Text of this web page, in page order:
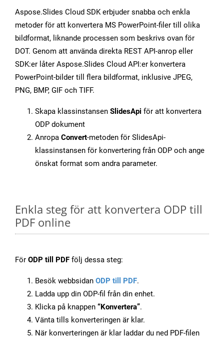
Aspose.Slides Cloud SDK erbjuder snabba och enkla
metoder för att konvertera MS PowerPoint-filer till olika
bildformat, liknande processen som beskrivs ovan för
DOT. Genom att använda direkta REST API-anrop eller
SDK:er låter Aspose.Slides Cloud API:er konvertera
PowerPoint-bilder till flera bildformat, inklusive JPEG,
PNG, BMP, GIF och TIFF.
Skapa klassinstansen SlidesApi för att konvertera
ODP dokument
Anropa Convert-metoden för SlidesApi-
klassinstansen för konvertering från ODP och ange
önskat format som andra parameter.
Enkla steg för att konvertera ODP till
PDF online
För ODP till PDF följ dessa steg:
Besök webbsidan ODP till PDF.
Ladda upp din ODP-fil från din enhet.
Klicka på knappen “Konvertera”.
Vänta tills konverteringen är klar.
När konverteringen är klar laddar du ned PDF-filen